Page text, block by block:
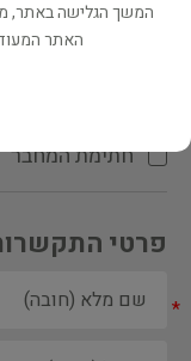
הקדשת
חתימת המחבר
פרטי
*
המשך הגלישה באתר,
האתר